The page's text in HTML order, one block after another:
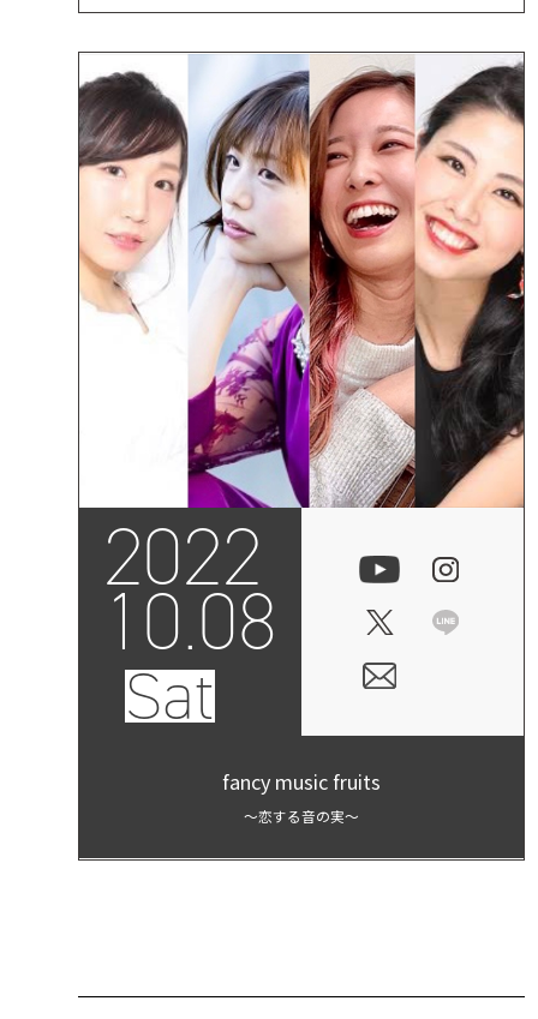
2022
10.08
Sat
fancy music fruits
～恋する音の実～